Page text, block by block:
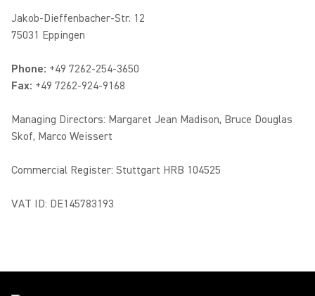
Jakob-Dieffenbacher-Str. 12
75031 Eppingen
Phone: +49 7262-254-3650
Fax: +49 7262-924-9168
Managing Directors: Margaret Jean Madison, Bruce Douglas
Skof, Marco Weissert
Commercial Register: Stuttgart HRB 104525
VAT ID: DE145783193